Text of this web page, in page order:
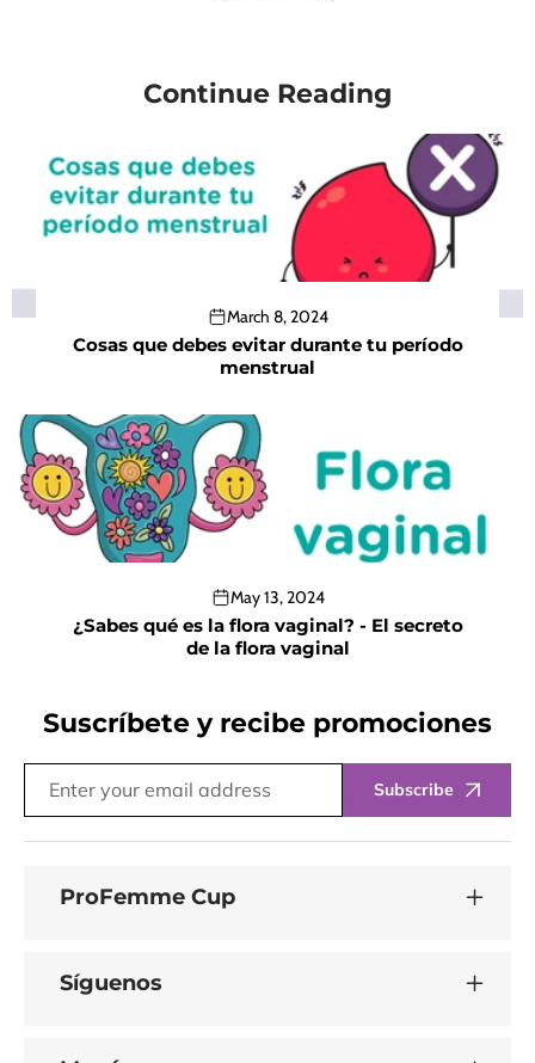
Continue Reading
March 8, 2024
Cosas que debes evitar durante tu período
menstrual
May 13, 2024
¿Sabes qué es la flora vaginal? - El secreto
de la flora vaginal
Suscríbete y recibe promociones
Subscribe
ProFemme Cup
Síguenos